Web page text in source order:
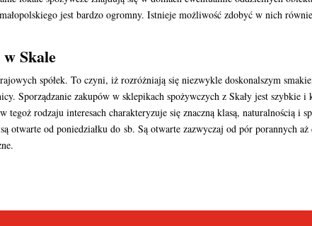
jest bardzo ogromny. Istnieje możliwość zdobyć w nich
Skale
spółek. To czyni, iż rozróżniają się niezwykle doskonalszym
Sporządzanie zakupów w sklepikach spożywczych z Skały jest szybkie
rodzaju interesach charakteryzuje się znaczną klasą, naturalnością i
otwarte od poniedziałku do sb. Są otwarte zazwyczaj od pór porannych